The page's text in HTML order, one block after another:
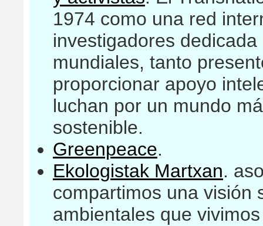
1974 como una red
investigadores
mundiales, tanto
proporcionar apoyo
luchan por un mundo
sostenible.
Greenpeace.
Ekologistak Martxan.
compartimos una visión
ambientales que